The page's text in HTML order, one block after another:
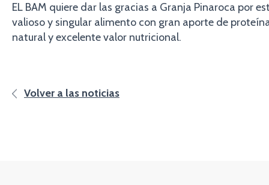
EL BAM quiere dar las gracias a Granja Pinaroca por
valioso y singular alimento con gran aporte de
natural y excelente valor nutricional.
Volver a las noticias